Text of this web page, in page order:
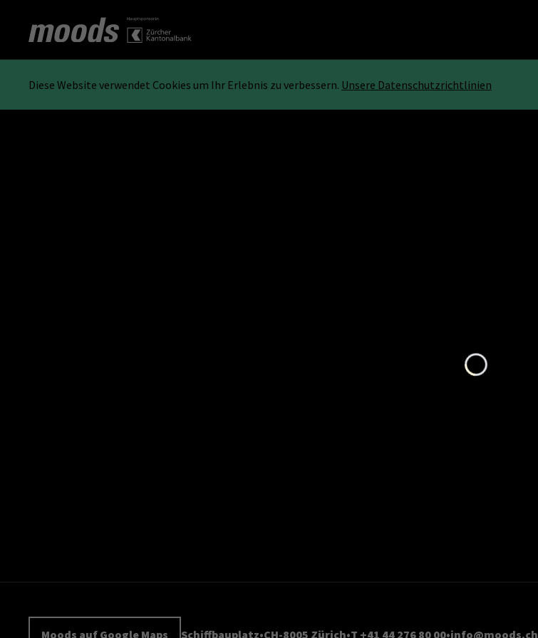
Diese Website verwendet Cookies um Ihr Erlebnis zu verbessern. Unsere Datenschutzrichtlinien
Moods auf Google Maps Schiffbauplatz CH-8005 Zürich T +41 44 276 80 00 info@moods.ch